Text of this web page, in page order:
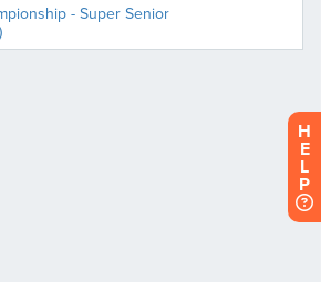
H
E
L
P